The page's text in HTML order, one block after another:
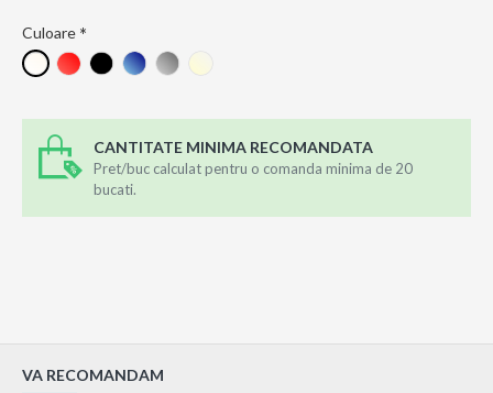
Culoare
CANTITATE MINIMA RECOMANDATA
Pret/buc calculat pentru o comanda minima de 20
bucati.
VA RECOMANDAM